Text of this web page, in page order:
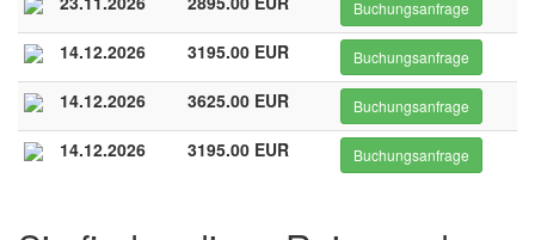
Buchungsanfrage
14.12.2026 3195.00 EUR Buchungsanfrage
14.12.2026 3625.00 EUR Buchungsanfrage
14.12.2026 3195.00 EUR Buchungsanfrage